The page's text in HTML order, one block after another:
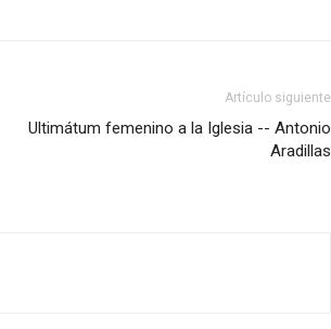
Artículo siguiente
Ultimátum femenino a la Iglesia -- Antonio
Aradillas